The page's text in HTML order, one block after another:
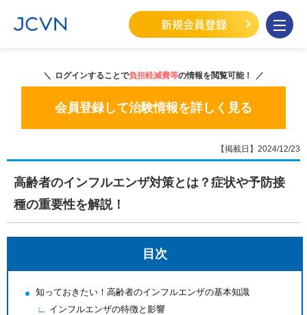
新規会員登録
ログインすることで負担軽減費等の情報を閲覧可能！
会員登録して治験情報を詳しく見る
【掲載日】2024/12/23
高齢者のインフルエンザ対策とは？症状や予防接
種の重要性を解説！
目次
知っておきたい！高齢者のインフルエンザの基本知識
インフルエンザの特徴と影響